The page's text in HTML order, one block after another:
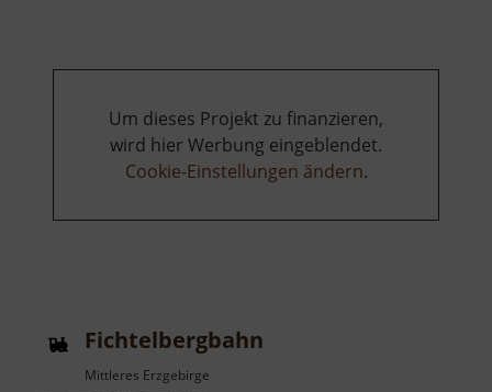
Um dieses Projekt zu finanzieren,
wird hier Werbung eingeblendet.
Cookie-Einstellungen ändern.
Fichtelbergbahn
Mittleres Erzgebirge